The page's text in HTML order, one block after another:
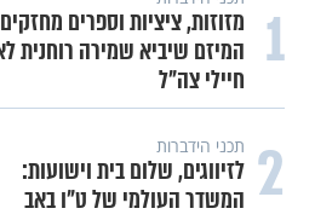
1
מזוזות, ציציות וספרים
המיזם שיביא שמירה רוחנית
חיילי צה"ל
2 תכני הידברות
לזיווגים, שלום בית וישועות:
המשדר העולמי של ט"ו באב